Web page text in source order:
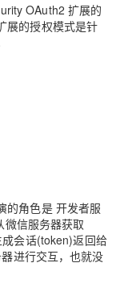
OAuth2 扩展的
展的授权模式是针
的角色是 开发者服
信服务器获取
会话(token)返回给
进行交互，也就没